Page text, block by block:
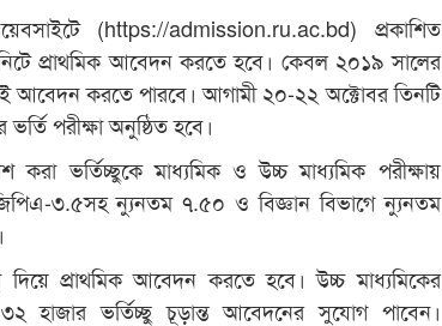
(https://admission.ru.ac.bd) প্রকাশিত
প্রাথমিক আবেদন করতে হবে। কেবল ২০১৯ সালের
আবেদন করতে পারবে। আগামী ২০-২২ অক্টোবর তিনটি
পরীক্ষা অনুষ্ঠিত হবে।
ভর্তিচ্ছুকে মাধ্যমিক ও উচ্চ মাধ্যমিক পরীক্ষায়
৩.৫সহ ন্যুনতম ৭.৫০ ও বিজ্ঞান বিভাগে ন্যুনতম
প্রাথমিক আবেদন করতে হবে। উচ্চ মাধ্যমিকের
হাজার ভর্তিচ্ছু চূড়ান্ত আবেদনের সুযোগ পাবেন।